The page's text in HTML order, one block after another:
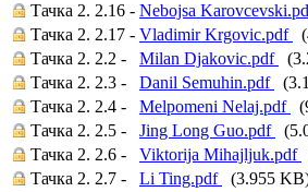
Тачка 2. 2.16 - Nebojsa
Тачка 2. 2.17 - Vladimir Krgovic.pdf
Тачка 2. 2.2 -
Milan Djakovic.pdf
Тачка 2. 2.3 -
Danil Semuhin.pdf
Тачка 2. 2.4 -
Melpomeni Nelaj.pdf
Тачка 2. 2.5 -
Jing Long Guo.pdf
Тачка 2. 2.6 -
Viktorija Mihajljuk.pdf
Тачка 2. 2.7 -
Li Ting.pdf
(3.955